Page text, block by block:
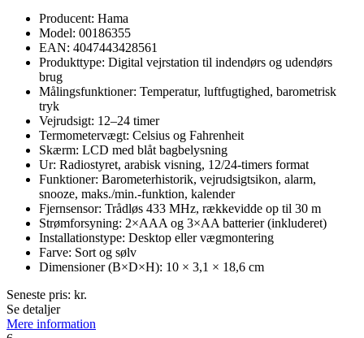
Producent: Hama
Model: 00186355
EAN: 4047443428561
Produkttype: Digital vejrstation til indendørs og udendørs
brug
Målingsfunktioner: Temperatur, luftfugtighed, barometrisk
tryk
Vejrudsigt: 12–24 timer
Termometervægt: Celsius og Fahrenheit
Skærm: LCD med blåt bagbelysning
Ur: Radiostyret, arabisk visning, 12/24-timers format
Funktioner: Barometerhistorik, vejrudsigtsikon, alarm,
snooze, maks./min.-funktion, kalender
Fjernsensor: Trådløs 433 MHz, rækkevidde op til 30 m
Strømforsyning: 2×AAA og 3×AA batterier (inkluderet)
Installationstype: Desktop eller vægmontering
Farve: Sort og sølv
Dimensioner (B×D×H): 10 × 3,1 × 18,6 cm
Seneste pris: kr.
Se detaljer
Mere information